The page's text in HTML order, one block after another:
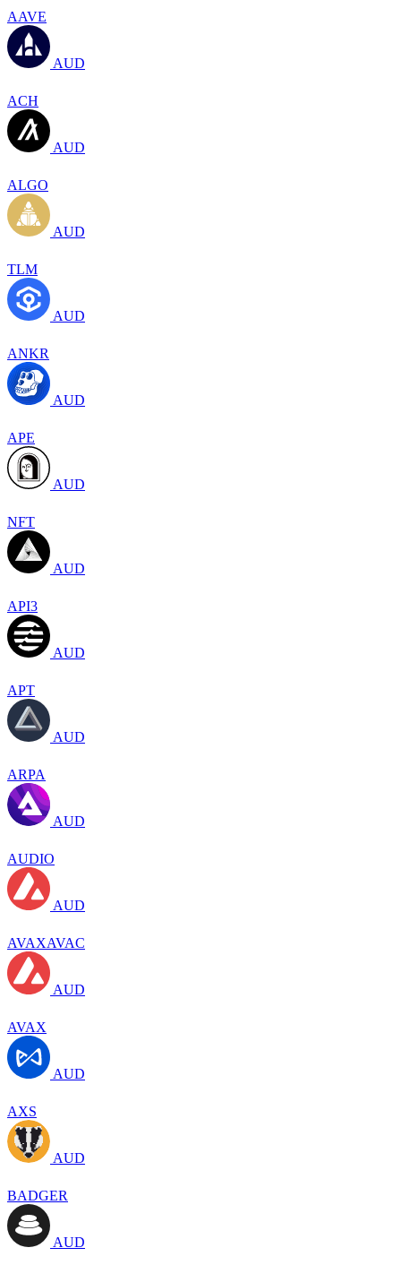
AAVE
AUD
ACH
AUD
ALGO
AUD
TLM
AUD
ANKR
AUD
APE
AUD
NFT
AUD
API3
AUD
APT
AUD
ARPA
AUD
AUDIO
AUD
AVAXAVAC
AUD
AVAX
AUD
AXS
AUD
BADGER
AUD